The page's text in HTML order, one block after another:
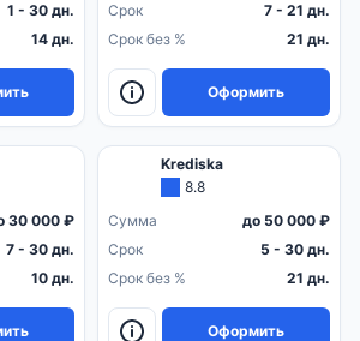
1 - 30 дн.
14 дн.
Срок
7 - 21 дн.
Срок без %
21 дн.
Оформить
30 000 ₽
7 - 30 дн.
10 дн.
Krediska
8.8
Сумма
до 50 000 ₽
Срок
5 - 30 дн.
Срок без %
21 дн.
Оформить